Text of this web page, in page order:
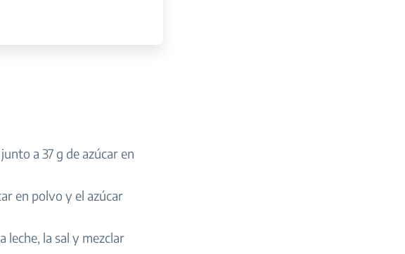
a 37 g de azúcar en
en polvo y el azúcar
leche, la sal y mezclar